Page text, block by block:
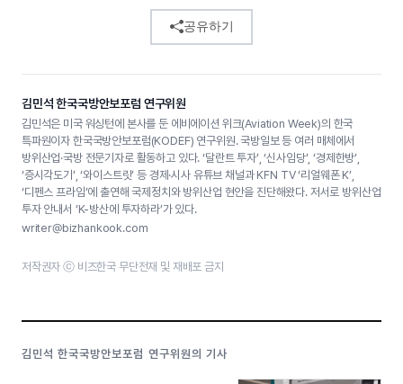
공유하기
김민석 한국국방안보포럼 연구위원
김민석은 미국 워싱턴에 본사를 둔 에비에이션 위크(Aviation Week)의 한국
특파원이자 한국국방안보포럼(KODEF) 연구위원. 국방일보 등 여러 매체에서
방위산업·국방 전문기자로 활동하고 있다. ‘달란트 투자’, ‘신사임당’, ‘경제한방’,
‘증시각도기’, ‘와이스트릿’ 등 경제·시사 유튜브 채널과 KFN TV ‘리얼웨폰 K’,
‘디펜스 프라임’에 출연해 국제정치와 방위산업 현안을 진단해왔다. 저서로 방위산업
투자 안내서 ‘K-방산에 투자하라’가 있다.
writer@bizhankook.com
저작권자 ⓒ 비즈한국 무단전재 및 재배포 금지
김민석 한국국방안보포럼 연구위원의 기사